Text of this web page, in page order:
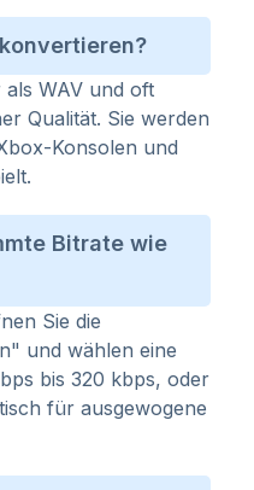
als WAV und oft
Qualität. Sie werden
Konsolen und
Bitrate wie
Sie die
und wählen eine
bis 320 kbps, oder
für ausgewogene